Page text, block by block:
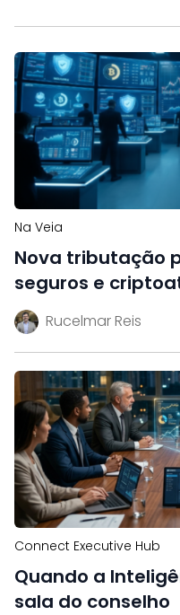
Na Veia
Nova tributação
seguros e
Rucelmar Reis
Connect Executive Hub
Quando a
sala do conselho